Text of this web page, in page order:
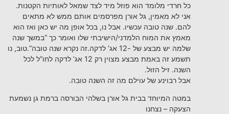
כל חרדי מלומד הוא פוזל מיד לצד שמאל לאותיות הקטנות.
אני לא מאמין, גל אורן מפרסמים אותם ממש לא מתאים
להם. שנה טובה עכשיו. אבל נו, בכל אופן מה יש כאן ואז הוא
מאמץ את המוח הלמדני/הישיבתי שלו ואומר כך “במשך שנה
שלמה יש מבצע של -12 אג’ לדקה.זה נקרא שנה טובה”.טוב, נו
תשמע זה באמת מבצע מצוין רק 12 אג’ לדקה לחו”ל לכל
השנה. זיל הזול.
אבל רבוינע של עוילם מה זה השנה טובה.
במטה המיוחד בבית גל אורן בשלהי הבורסה ברמת גן נשמעת
הצעקה – נצחנו